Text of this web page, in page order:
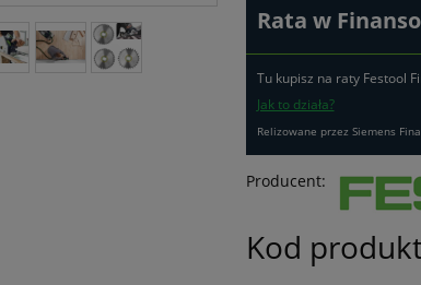
Rata w
Tu kupisz na raty Festool
Jak to działa?
Relizowane przez Siemens
Producent:
Kod